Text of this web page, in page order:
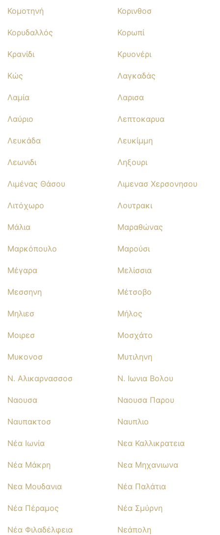
Κομοτηνή Κορινθοσ
Κορυδαλλός Κορωπί
Κρανίδι Κρυονέρι
Κώς Λαγκαδάς
Λαμία Λαρισα
Λαύριο Λεπτοκαρυα
Λευκάδα Λευκίμμη
Λεωνιδι Ληξουρι
Λιμένας Θάσου Λιμενασ Χερσονησου
Λιτόχωρο Λουτρακι
Μάλια Μαραθώνας
Μαρκόπουλο Μαρούσι
Μέγαρα Μελίσσια
Μεσσηνη Μέτσοβο
Μηλιεσ Μήλος
Μοιρεσ Μοσχάτο
Μυκονοσ Μυτιληνη
Ν. Αλικαρνασσοσ Ν. Ιωνια Βολου
Ναουσα Ναουσα Παρου
Ναυπακτοσ Ναυπλιο
Νέα Ιωνία Νεα Καλλικρατεια
Νέα Μάκρη Νεα Μηχανιωνα
Νεα Μουδανια Νέα Παλάτια
Νέα Πέραμος Νέα Σμύρνη
Νέα Φιλαδέλφεια Νεάπολη